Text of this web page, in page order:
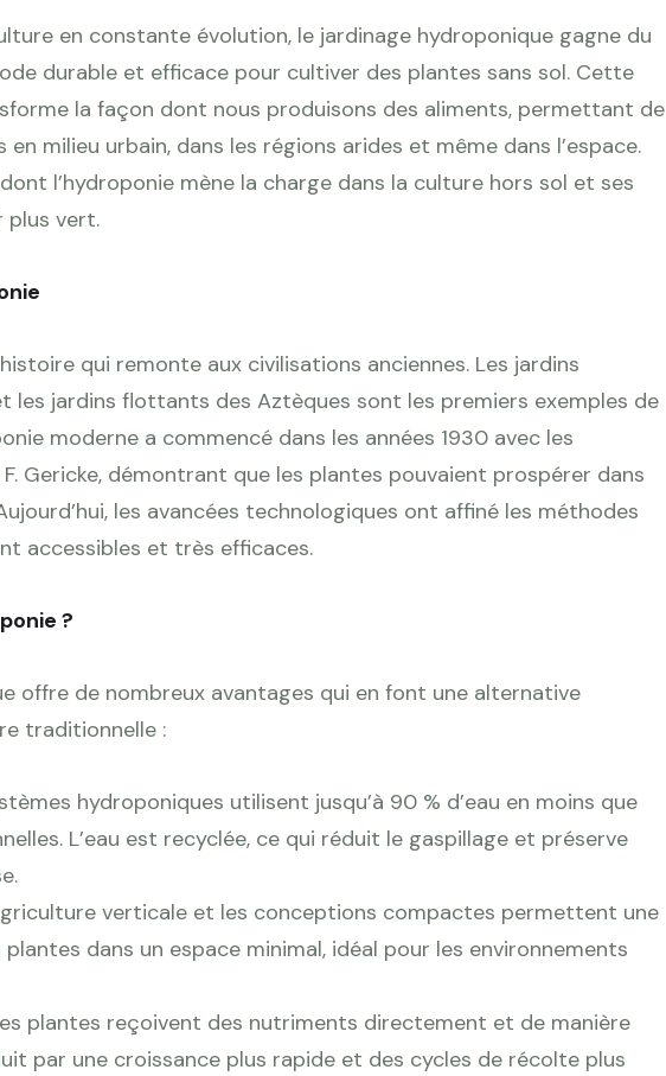
en constante évolution, le jardinage hydroponique gagne du
durable et efficace pour cultiver des plantes sans sol. Cette
la façon dont nous produisons des aliments, permettant de
milieu urbain, dans les régions arides et même dans l’espace.
l’hydroponie mène la charge dans la culture hors sol et ses
plus vert.
qui remonte aux civilisations anciennes. Les jardins
les jardins flottants des Aztèques sont les premiers exemples de
moderne a commencé dans les années 1930 avec les
Gericke, démontrant que les plantes pouvaient prospérer dans
les avancées technologiques ont affiné les méthodes
accessibles et très efficaces.
?
offre de nombreux avantages qui en font une alternative
traditionnelle :
hydroponiques utilisent jusqu’à 90 % d’eau en moins que
L’eau est recyclée, ce qui réduit le gaspillage et préserve
verticale et les conceptions compactes permettent une
dans un espace minimal, idéal pour les environnements
plantes reçoivent des nutriments directement et de manière
par une croissance plus rapide et des cycles de récolte plus